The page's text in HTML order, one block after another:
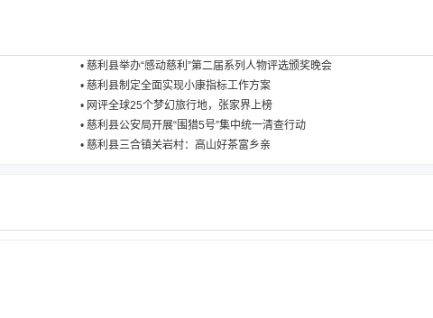
• 慈利县举办“感动慈利”第二届系列人物评选颁奖晚会
• 慈利县制定全面实现小康指标工作方案
• 网评全球25个梦幻旅行地，张家界上榜
• 慈利县公安局开展“围猎5号”集中统一清查行动
• 慈利县三合镇关岩村：高山好茶富乡亲